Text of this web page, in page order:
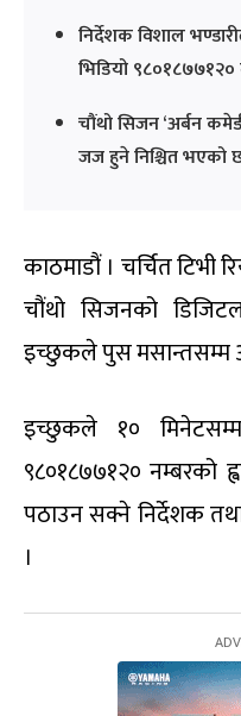
निर्देशक विशाल
भिडियो
चौंथो सिजन ‘अर्बन
जज हुने निश्चित भएको
काठमाडौं । चर्चित टिभी
चौंथो सिजनको
इच्छुकले पुस मसान्तसम्म
इच्छुकले १०
९८०१८७७१२० नम्बरको
पठाउन सक्ने निर्देशक
।